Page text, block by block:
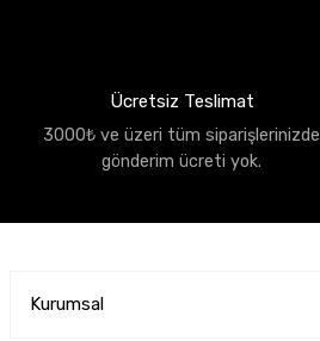
Ücretsiz Teslimat
3000₺ ve üzeri tüm siparişlerinizde
gönderim ücreti yok.
Kurumsal